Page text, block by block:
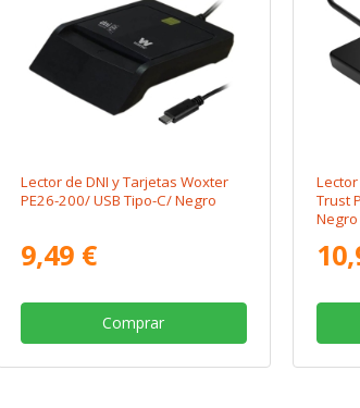
Lector de DNI y Tarjetas Woxter
PE26-200/ USB Tipo-C/ Negro
9,49 €
Comprar
Trust
Negro